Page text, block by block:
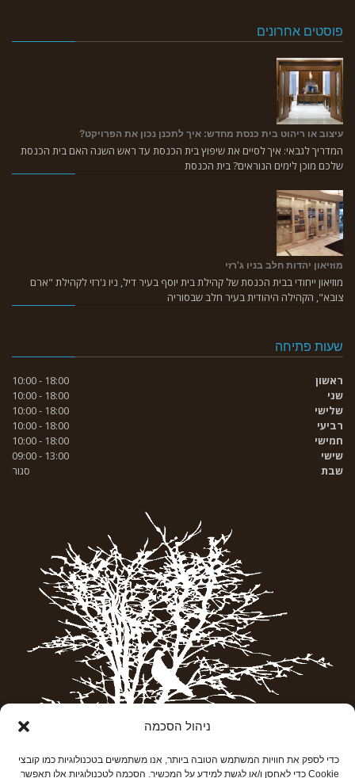
ניהול הסכמה
כדי לספק את חוויות המשתמש הטובה ביותר, אנו משתמשים בטכנולוגיות כמו קובצי
Cookie כדי לאחסן ו/או לגשת למידע על המכשיר. הסכמה לטכנולוגיות אלו תאפשר
פוסטים אחרונים
עיצוב או ריהוט בית כנסת מחדש: איך לתכנן נכון את הפרויקט?
המדריך לגבאי: איך לסיים את שיפוץ בית הכנסת עד ראש השנה האם בית הכנסת
שלכם מוכן לימים הנוראים? בית הכנסת
מוזיאון יהדות חלב בניו ג'רזי
מוזיאון ייחודי בבית הכנסת של קהילת בית יוסף בעיר דיל, ניו ג'רזי לקהילת "ארם
צובא", הקהילה היהודית בעיר חלב שבסוריה
שעות פתיחה
ראשון
18:00 - 10:00
שני
18:00 - 10:00
שלישי
18:00 - 10:00
רביעי
18:00 - 10:00
חמישי
18:00 - 10:00
שישי
13:00 - 09:00
שבת
סגור